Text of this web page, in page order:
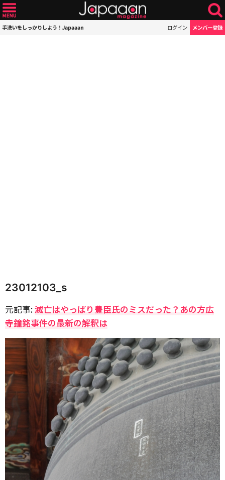
手洗いをしっかりしよう！Japaaan ログイン メンバー登録
23012103_s
元記事:滅亡はやっぱり豊臣氏のミスだった？あの方広
寺鐘銘事件の最新の解釈は